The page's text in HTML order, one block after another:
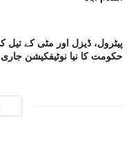
پیٹرول، ڈیزل اور مٹی کے
حکومت کا نیا نوٹیفکیشن جاری